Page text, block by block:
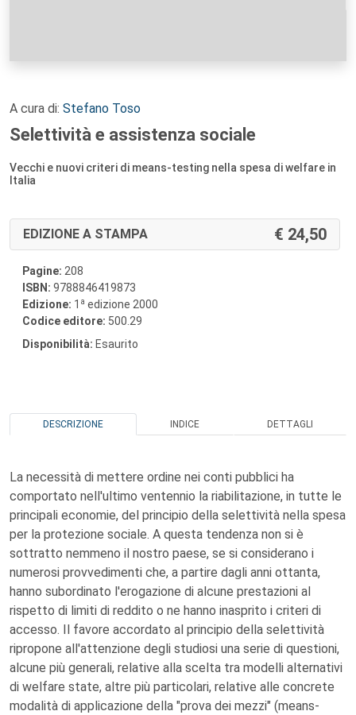
A cura di: Stefano Toso
Selettività e assistenza sociale
Vecchi e nuovi criteri di means-testing nella spesa di welfare in
Italia
EDIZIONE A STAMPA 24,50
Pagine: 208
ISBN: 9788846419873
Edizione: 1 a edizione 2000
Codice editore: 500.29
Disponibilità: Esaurito
DESCRIZIONE INDICE DETTAGLI
La necessità di mettere ordine nei conti pubblici ha
comportato nell'ultimo ventennio la riabilitazione, in tutte le
principali economie, del principio della selettività nella spesa
per la protezione sociale. A questa tendenza non si è
sottratto nemmeno il nostro paese, se si considerano i
numerosi provvedimenti che, a partire dagli anni ottanta,
hanno subordinato l'erogazione di alcune prestazioni al
rispetto di limiti di reddito o ne hanno inasprito i criteri di
accesso. Il favore accordato al principio della selettività
ripropone all'attenzione degli studiosi una serie di questioni,
alcune più generali, relative alla scelta tra modelli alternativi
di welfare state, altre più particolari, relative alle concrete
modalità di applicazione della "prova dei mezzi" (means-